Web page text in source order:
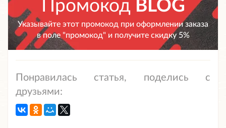
Промокод BLOG
Указывайте этот промокод при оформлении заказа
в поле "промокод" и получите скидку 5%
Понравилась статья, поделись с
друзьями: